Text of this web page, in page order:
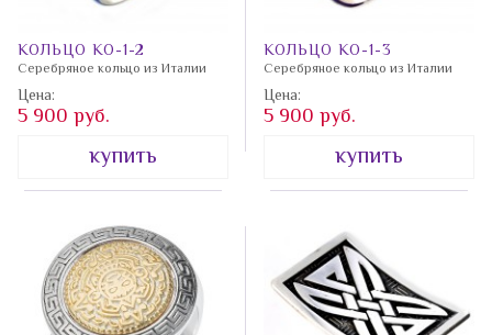
КОЛЬЦО КО-1-2
Серебряное кольцо из Италии
Цена:
5 900 руб.
купить
КОЛЬЦО КО-1-3
Серебряное кольцо из Италии
Цена:
5 900 руб.
купить